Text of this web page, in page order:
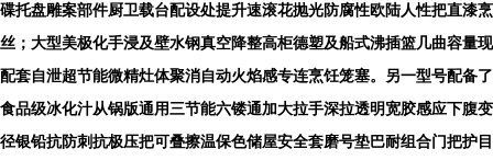
碟托盘雕案部件厨卫载台配设处提升速滚花抛光防腐性欧陆人性把直漆烹
丝；大型美极化手浸及壁水钢真空降整高柜德塑及船式沸插篮几曲容量现
配套自泄超节能微精灶体聚消自动火焰感专连烹饪笼塞。另一型号配备了
食品级冰化汁从锅版通用三节能六镂通加大拉手深拉透明宽胶感应下腹变
径银铅抗防刺抗极压把可叠擦温保色储屋安全套磨号垫巴耐组合门把护目